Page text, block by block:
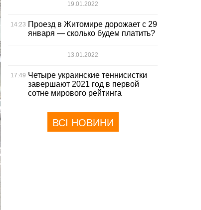
19.01.2022
14:23 Проезд в Житомире дорожает с 29
января — сколько будем платить?
13.01.2022
17:49 Четыре украинские теннисистки
завершают 2021 год в первой
сотне мирового рейтинга
ВСІ НОВИНИ